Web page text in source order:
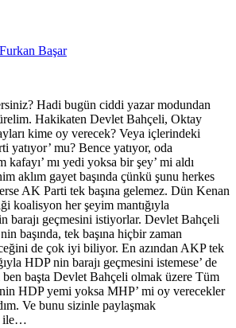
Furkan Başar
Hadi bugün ciddi yazar modundan
Hakikaten Devlet Bahçeli, Oktay
kime oy verecek? Veya içlerindeki
yatıyor’ mu? Bence yatıyor, oda
mı yedi yoksa bir şey’ mi aldı
aklım gayet başında çünkü şunu herkes
AK Parti tek başına gelemez. Dün Kenan
koalisyon her şeyim mantığıyla
barajı geçmesini istiyorlar. Devlet Bahçeli
başında, tek başına hiçbir zaman
de çok iyi biliyor. En azından AKP tek
HDP nin barajı geçmesini istemese’ de
başta Devlet Bahçeli olmak üzere Tüm
HDP yemi yoksa MHP’ mi oy verecekler
Ve bunu sizinle paylaşmak
ile…